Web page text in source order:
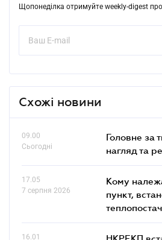
Щопонеділка отримуйте weekly-digest про
Схожі новини
09.00
Сьогодні
Головне за
нагляд та
17.05
7 серпня 2026
Кому
пункт,
16.01